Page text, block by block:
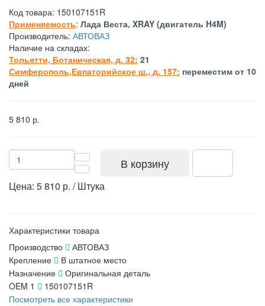
Код товара: 150107151R
Применяемость: Лада Веста, XRAY (двигатель H4M)
Производитель: АВТОВАЗ
Наличие на складах:
Тольятти, Ботаническая, д. 32: 21
Симферополь,Евпаторийское ш., д. 157: переместим от 10
дней
5 810 р.
В корзину
Цена: 5 810 р. / Штука
Характеристики товара
Производство
АВТОВАЗ
Крепление
В штатное место
Назначение
Оригинальная деталь
OEM 1
150107151R
Посмотреть все характеристики